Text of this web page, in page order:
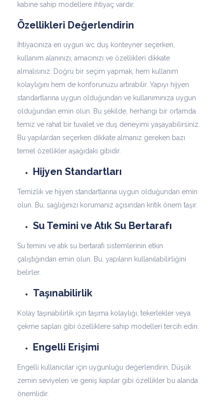
kabine sahip modellere ihtiyaç vardır.
Özellikleri Değerlendirin
İhtiyacınıza en uygun wc duş konteyner seçerken,
kullanım alanınızı, amacınızı ve özellikleri dikkate
almalısınız. Doğru bir seçim yapmak, hem kullanım
kolaylığını hem de konforunuzu artırabilir. Yapıyı hijyen
standartlarına uygun olduğundan ve kullanımınıza uygun
olduğundan emin olun. Bu şekilde, herhangi bir ortamda
temiz ve rahat bir tuvalet ve duş deneyimi yaşayabilirsiniz.
Bu yapılardan seçerken dikkate almanız gereken bazı
temel özellikler aşağıdaki gibidir.
Hijyen Standartları
Temizlik ve hijyen standartlarına uygun olduğundan emin
olun. Bu, sağlığınızı korumanız açısından kritik önem taşır.
Su Temini ve Atık Su Bertarafı
Su temini ve atık su bertarafı sistemlerinin etkin
çalıştığından emin olun. Bu, yapıların kullanılabilirliğini
belirler.
Taşınabilirlik
Kolay taşınabilirlik için taşıma kolaylığı, tekerlekler veya
çekme sapları gibi özelliklere sahip modelleri tercih edin.
Engelli Erişimi
Engelli kullanıcılar için uygunluğu değerlendirin. Düşük
zemin seviyeleri ve geniş kapılar gibi özellikler bu alanda
önemlidir.